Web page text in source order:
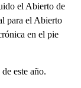
el Abierto de
para el Abierto
en el pie
este año.